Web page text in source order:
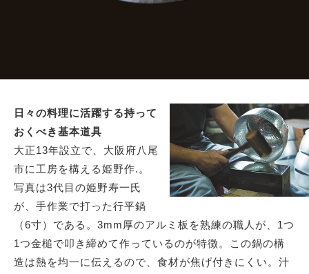
日々の料理に活躍する持って
おくべき基本道具
大正13年設立で、大阪府八尾
市に工房を構える姫野作.。
写真は3代目の姫野寿一氏
が、手作業で打った行平鍋
（6寸）である。3mm厚のアルミ板を熟練の職人が、1つ
1つ金槌で叩き締めて作っているのが特徴。この鍋の構
造は熱を均一に伝えるので、食材が焦げ付きにくい。汁